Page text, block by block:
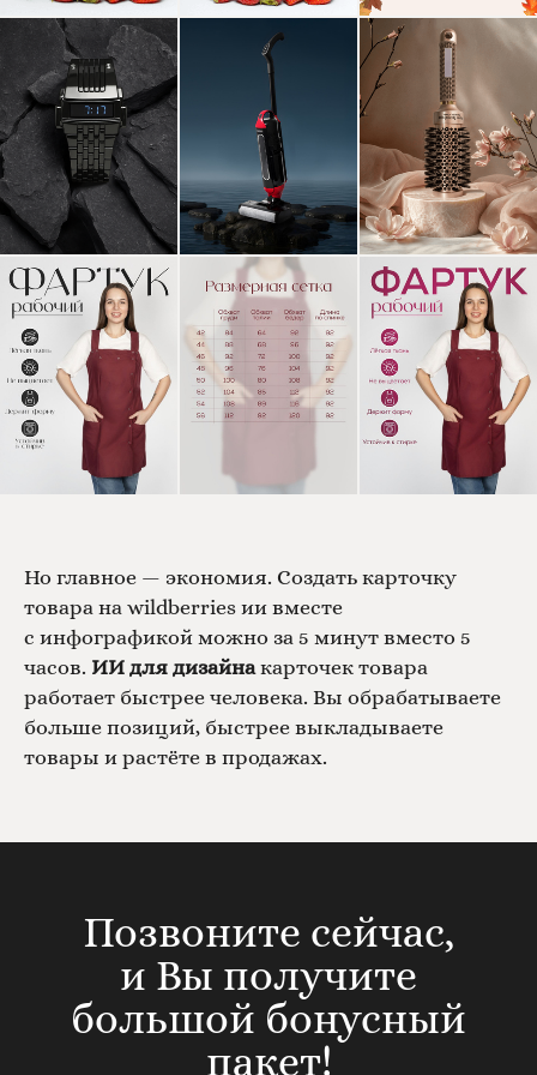
Но главное — экономия. Создать карточку
товара на wildberries ии вместе
с инфографикой можно за 5 минут вместо 5
часов. ИИ для дизайнакарточек товара
работает быстрее человека. Вы обрабатываете
больше позиций, быстрее выкладываете
товары и растёте в продажах.
Позвоните сейчас,
и Вы получите
большой бонусный
пакет!